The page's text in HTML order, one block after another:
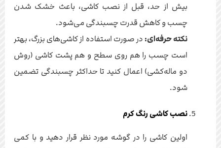
بیش از حد، قبل از نصب کاشی، باعث خشک شدن
چسب و کاهش قدرت چسبندگی می‌شود.
نکته حرفه‌ای: در صورت استفاده از کاشی‌های بزرگ، بهتر
است چسب را هم روی سطح و هم پشت کاشی (روش
دو ماله‌کشی) اعمال کنید تا حداکثر چسبندگی تضمین
شود.
نصب کاشی رنگ کرم
اولین کاشی را در گوشه مورد نظر قرار دهید و با کمی